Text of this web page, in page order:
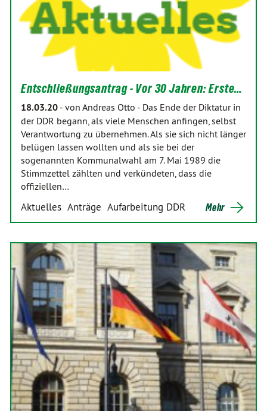
Entschließungsantrag - Vor 30 Jahren: Erste…
18.03.20 - von Andreas Otto - Das Ende der Diktatur in
der DDR begann, als viele Menschen anfingen, selbst
Verantwortung zu übernehmen. Als sie sich nicht länger
belügen lassen wollten und als sie bei der
sogenannten Kommunalwahl am 7. Mai 1989 die
Stimmzettel zählten und verkündeten, dass die
offiziellen…
Aktuelles Anträge Aufarbeitung DDR Mehr